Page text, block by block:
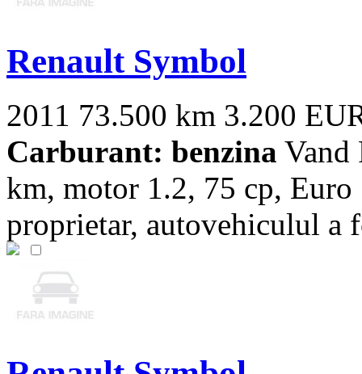
Renault Symbol
2011 73.500 km 3.200
Carburant: benzina Vand
km, motor 1.2, 75 cp,
proprietar, autovehiculul a